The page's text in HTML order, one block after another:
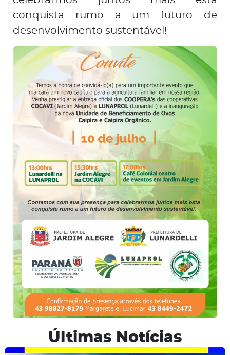
conquista rumo a um futuro de
desenvolvimento sustentável!
Últimas Notícias